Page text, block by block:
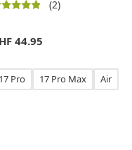
(2)
44.95
17 Pro 17 Pro Max Air